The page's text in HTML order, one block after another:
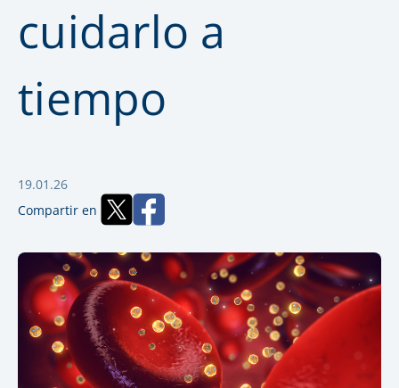
cuidarlo a
tiempo
19.01.26
Compartir en